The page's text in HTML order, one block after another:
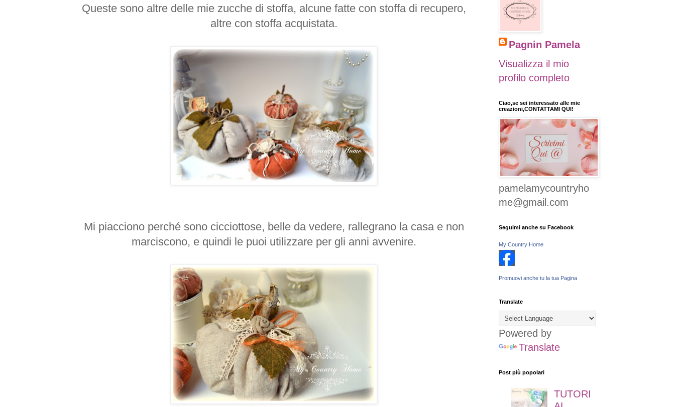
Queste sono altre delle mie zucche di stoffa, alcune fatte con stoffa di recupero,
altre con stoffa acquistata.
Mi piacciono perché sono cicciottose, belle da vedere, rallegrano la casa e non
marciscono, e quindi le puoi utilizzare per gli anni avvenire.
Pagnin Pamela
Visualizza il mio
profilo completo
Ciao,se sei interessato alle mie
creazioni,CONTATTAMI QUI!
pamelamycountryho
me@gmail.com
Seguimi anche su Facebook
My Country Home
Promuovi anche tu la tua Pagina
Translate
Powered by
Translate
Post più popolari
TUTORI